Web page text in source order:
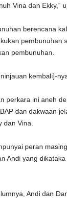
Vina dan Ekky,”
berencana
pembunuhan
pembunuhan.
kembali]-
perkara ini aneh
dan dakwaan
dan Vina.
peran
Andi yang
Andi dan